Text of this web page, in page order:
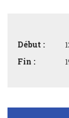
Début :
Fin :